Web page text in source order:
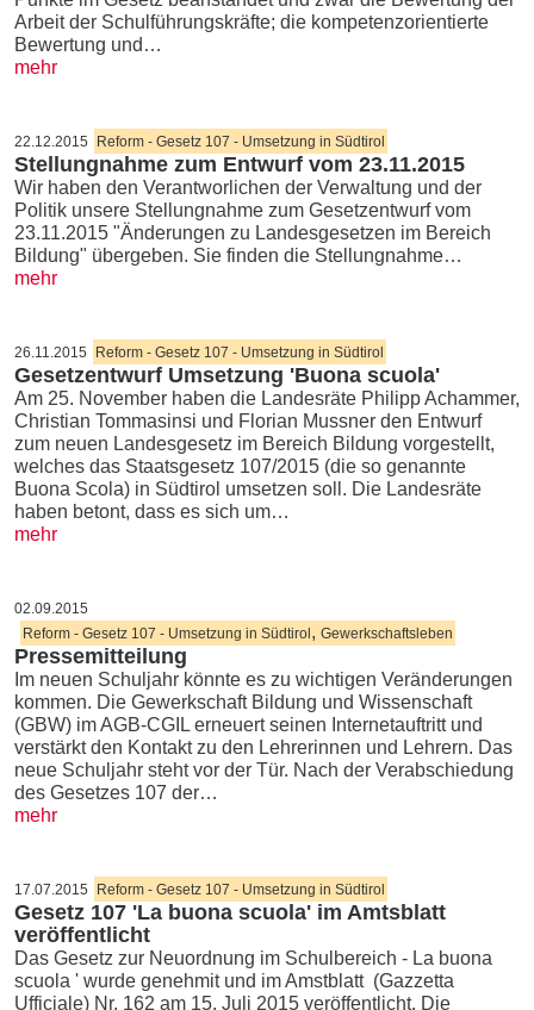
Arbeit der Schulführungskräfte; die kompetenzorientierte
Bewertung und…
mehr
22.12.2015 Reform - Gesetz 107 - Umsetzung in Südtirol
Stellungnahme zum Entwurf vom 23.11.2015
Wir haben den Verantworlichen der Verwaltung und der
Politik unsere Stellungnahme zum Gesetzentwurf vom
23.11.2015 "Änderungen zu Landesgesetzen im Bereich
Bildung" übergeben. Sie finden die Stellungnahme…
mehr
26.11.2015 Reform - Gesetz 107 - Umsetzung in Südtirol
Gesetzentwurf Umsetzung 'Buona scuola'
Am 25. November haben die Landesräte Philipp Achammer,
Christian Tommasinsi und Florian Mussner den Entwurf
zum neuen Landesgesetz im Bereich Bildung vorgestellt,
welches das Staatsgesetz 107/2015 (die so genannte
Buona Scola) in Südtirol umsetzen soll. Die Landesräte
haben betont, dass es sich um…
mehr
02.09.2015
Reform - Gesetz 107 - Umsetzung in Südtirol , Gewerkschaftsleben
Pressemitteilung
Im neuen Schuljahr könnte es zu wichtigen Veränderungen
kommen. Die Gewerkschaft Bildung und Wissenschaft
(GBW) im AGB-CGIL erneuert seinen Internetauftritt und
verstärkt den Kontakt zu den Lehrerinnen und Lehrern. Das
neue Schuljahr steht vor der Tür. Nach der Verabschiedung
des Gesetzes 107 der…
mehr
17.07.2015 Reform - Gesetz 107 - Umsetzung in Südtirol
Gesetz 107 'La buona scuola' im Amtsblatt
veröffentlicht
Das Gesetz zur Neuordnung im Schulbereich - La buona
scuola ' wurde genehmit und im Amstblatt (Gazzetta
Ufficiale) Nr. 162 am 15. Juli 2015 veröffentlicht. Die